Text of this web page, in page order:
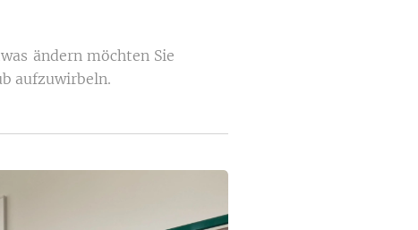
ändern möchten Sie
aufzuwirbeln.